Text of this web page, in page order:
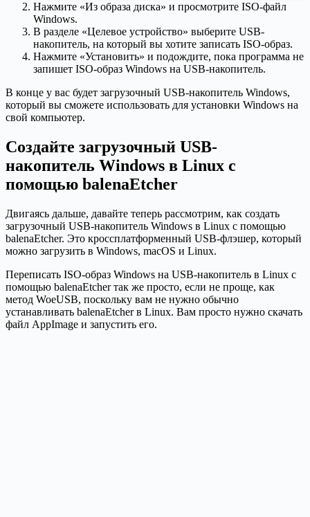
Нажмите «Из образа диска» и просмотрите ISO-файл
Windows.
В разделе «Целевое устройство» выберите USB-
накопитель, на который вы хотите записать ISO-образ.
Нажмите «Установить» и подождите, пока программа не
запишет ISO-образ Windows на USB-накопитель.
В конце у вас будет загрузочный USB-накопитель Windows,
который вы сможете использовать для установки Windows на
свой компьютер.
Создайте загрузочный USB-
накопитель Windows в Linux с
помощью balenaEtcher
Двигаясь дальше, давайте теперь рассмотрим, как создать
загрузочный USB-накопитель Windows в Linux с помощью
balenaEtcher. Это кроссплатформенный USB-флэшер, который
можно загрузить в Windows, macOS и Linux.
Переписать ISO-образ Windows на USB-накопитель в Linux с
помощью balenaEtcher так же просто, если не проще, как
метод WoeUSB, поскольку вам не нужно обычно
устанавливать balenaEtcher в Linux. Вам просто нужно скачать
файл AppImage и запустить его.